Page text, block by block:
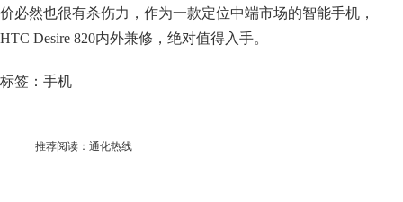
价必然也很有杀伤力，作为一款定位中端市场的智能手机，
HTC Desire 820内外兼修，绝对值得入手。
标签：手机
推荐阅读： 通化热线